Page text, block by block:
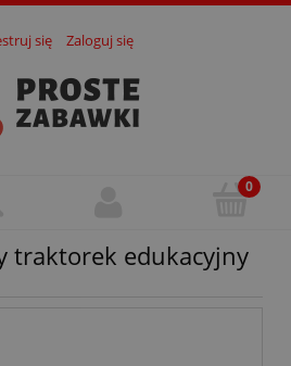
się Zaloguj się
traktorek edukacyjny